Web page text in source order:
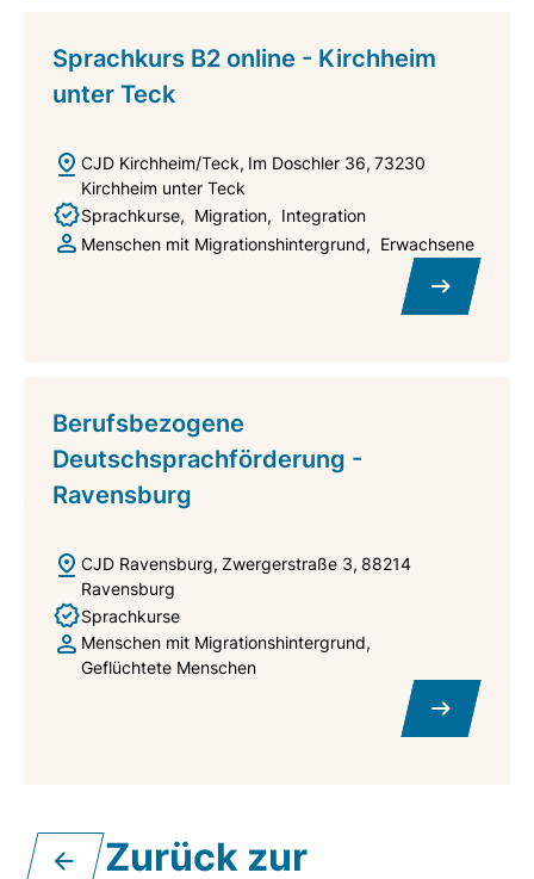
Sprachkurs B2 online - Kirchheim
unter Teck
CJD Kirchheim/Teck Im Doschler 36 73230
Kirchheim unter Teck
Sprachkurse
Migration
Integration
Menschen mit Migrationshintergrund
Erwachsene
Berufsbezogene
Deutschsprachförderung -
Ravensburg
CJD Ravensburg Zwergerstraße 3 88214
Ravensburg
Sprachkurse
Menschen mit Migrationshintergrund
Geflüchtete Menschen
Zurück zur